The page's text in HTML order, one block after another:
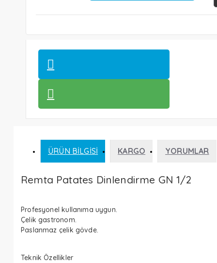
ÜRÜN BILGISI KARGO YORUMLAR
Remta Patates Dinlendirme GN 1/2
Profesyonel kullanıma uygun.
Çelik gastronom.
Paslanmaz çelik gövde.
Teknik Özellikler